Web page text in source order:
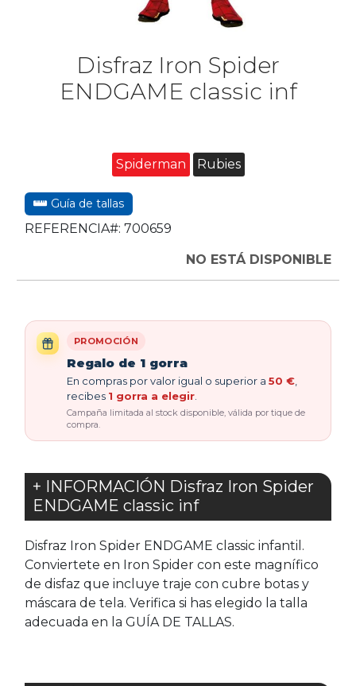
Disfraz Iron Spider
ENDGAME classic inf
Spiderman Rubies
Guía de tallas
REFERENCIA#: 700659
NO ESTÁ DISPONIBLE
PROMOCIÓN
Regalo de 1 gorra
En compras por valor igual o superior a 50 €
recibes 1 gorra a elegir
Campaña limitada al stock disponible, válida por tique de
compra.
+ INFORMACIÓN Disfraz Iron Spider
ENDGAME classic inf
Disfraz Iron Spider ENDGAME classic infantil.
Conviertete en Iron Spider con este magnífico
de disfaz que incluye traje con cubre botas y
máscara de tela. Verifica si has elegido la talla
adecuada en la GUÍA DE TALLAS.